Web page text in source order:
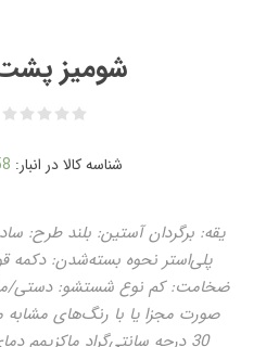
شومیز
شناسه کالا در انبار:
یقه: برگردان آستین: بلند طرح:
ضخامت: کم نوع شستشو: دستی/
صورت مجزا یا با رنگ‌های